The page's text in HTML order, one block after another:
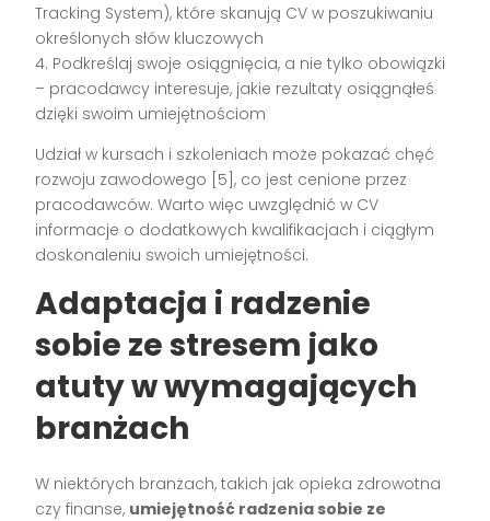
Tracking System), które skanują CV w poszukiwaniu
określonych słów kluczowych
4. Podkreślaj swoje osiągnięcia, a nie tylko obowiązki
– pracodawcy interesuje, jakie rezultaty osiągnąłeś
dzięki swoim umiejętnościom
Udział w kursach i szkoleniach może pokazać chęć
rozwoju zawodowego [5], co jest cenione przez
pracodawców. Warto więc uwzględnić w CV
informacje o dodatkowych kwalifikacjach i ciągłym
doskonaleniu swoich umiejętności.
Adaptacja i radzenie
sobie ze stresem jako
atuty w wymagających
branżach
W niektórych branżach, takich jak opieka zdrowotna
czy finanse, umiejętność radzenia sobie ze